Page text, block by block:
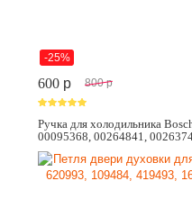
-25%
600 p 800 p
Ручка для холодильника
00095368, 00264841,